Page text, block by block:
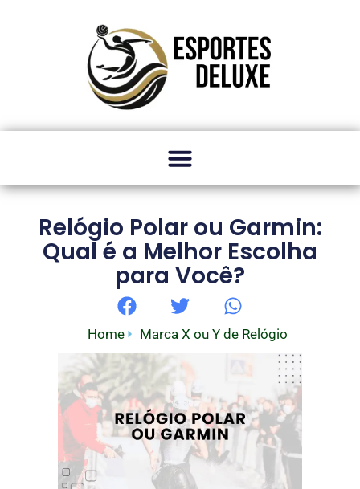
Relógio Polar ou Garmin:
Qual é a Melhor Escolha
para Você?
Home Marca X ou Y de Relógio